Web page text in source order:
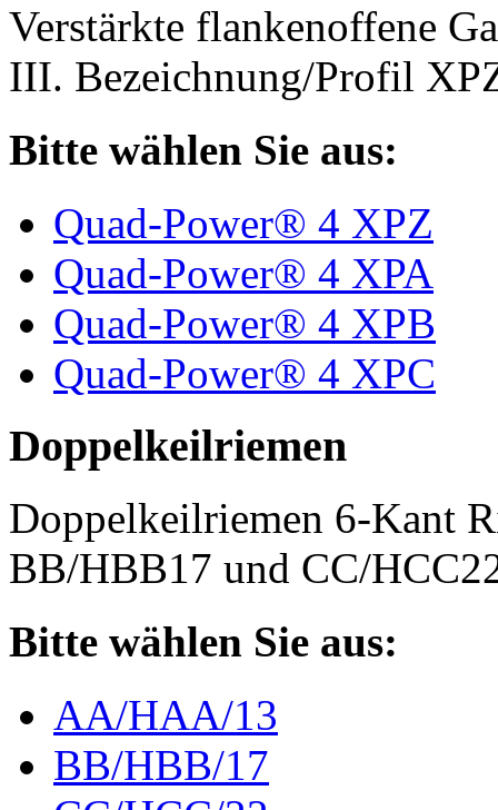
Verstärkte flankenoffene
III. Bezeichnung/Profil
Bitte wählen Sie aus:
Quad-Power® 4 XPZ
Quad-Power® 4 XPA
Quad-Power® 4 XPB
Quad-Power® 4 XPC
Doppelkeilriemen
Doppelkeilriemen 6-Kant
BB/HBB17 und CC/
Bitte wählen Sie aus:
AA/HAA/13
BB/HBB/17